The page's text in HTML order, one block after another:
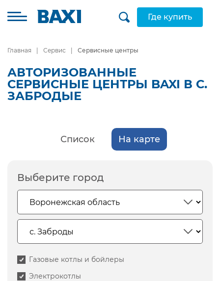
Где купить
Главная Сервис Сервисные центры
АВТОРИЗОВАННЫЕ
СЕРВИСНЫЕ ЦЕНТРЫ BAXI В С.
ЗАБРОДЫЕ
Список На карте
Выберите город
Газовые котлы и бойлеры
Электрокотлы